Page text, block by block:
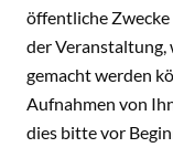
öffentliche
der Veranstaltung,
gemacht werden
Aufnahmen von
dies bitte vor